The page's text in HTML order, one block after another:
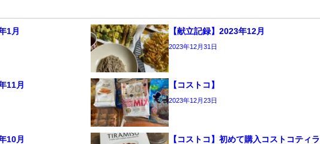
1月 【献立記録】2023年12月
2023年12月31日
11月 【コストコ】
2023年12月23日
10月
【コストコ】初めて購入コストコティラ